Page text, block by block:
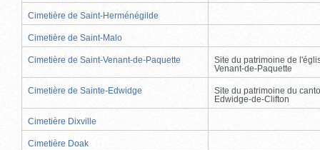
Cimetière de Saint-Herménégilde
Cimetière de Saint-Malo
Cimetière de Saint-Venant-de-Paquette
Site du patrimoine de
Venant-de-Paquette
Cimetière de Sainte-Edwidge
Site du patrimoine du
Edwidge-de-Clifton
Cimetière Dixville
Cimetière Doak